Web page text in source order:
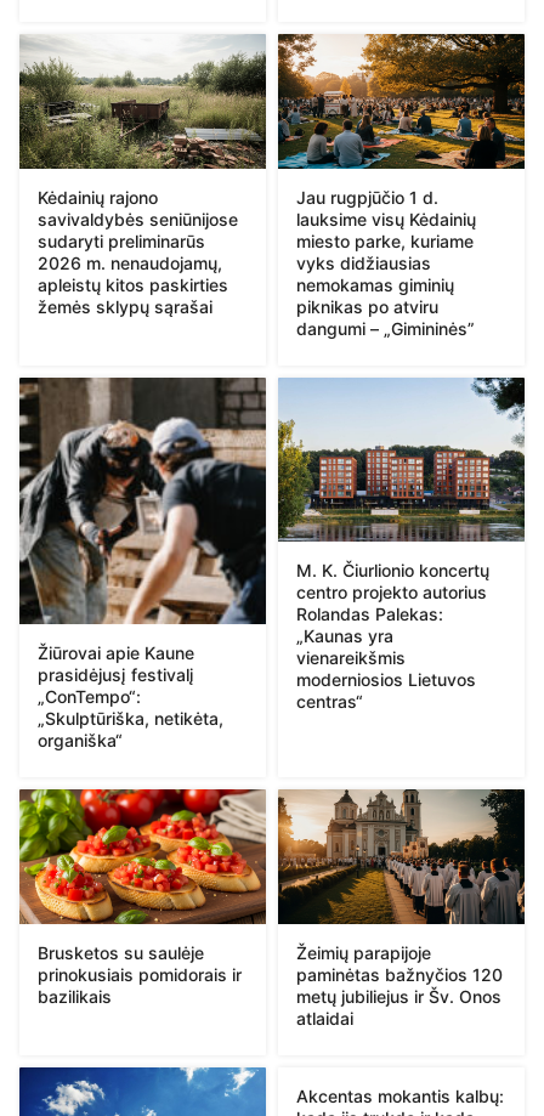
Kėdainių rajono
savivaldybės seniūnijose
sudaryti preliminarūs
2026 m. nenaudojamų,
apleistų kitos paskirties
žemės sklypų sąrašai
Jau rugpjūčio 1 d.
lauksime visų Kėdainių
miesto parke, kuriame
vyks didžiausias
nemokamas giminių
piknikas po atviru
dangumi – „Gimininės”
Žiūrovai apie Kaune
prasidėjusį festivalį
„ConTempo“:
„Skulptūriška, netikėta,
organiška“
M. K. Čiurlionio koncertų
centro projekto autorius
Rolandas Palekas:
„Kaunas yra
vienareikšmis
moderniosios Lietuvos
centras“
Brusketos su saulėje
prinokusiais pomidorais ir
bazilikais
Žeimių parapijoje
paminėtas bažnyčios 120
metų jubiliejus ir Šv. Onos
atlaidai
Akcentas mokantis kalbų: